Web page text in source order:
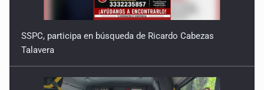
SSPC, participa en búsqueda de Ricardo Cabezas
Talavera